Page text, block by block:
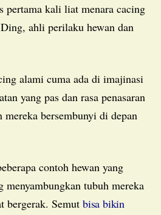
ahli perilaku hewan dan
yang pas dan rasa penasaran
bersembunyi di depan
menyambungkan tubuh mereka
bergerak. Semut bisa bikin